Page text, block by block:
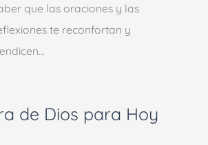
que las oraciones y las
te reconfortan y
de Dios para Hoy